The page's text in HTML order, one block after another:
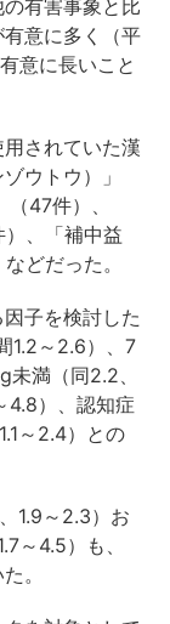
有害事象と比
意に多く（平
意に長いこと
されていた漢
ウトウ）」
47件）、
）、「補中益
どだった。
子を検討した
1.2～2.6）、7
満（同2.2、
4.8）、認知症
～2.4）との
1.9～2.3）お
～4.5）も、
。